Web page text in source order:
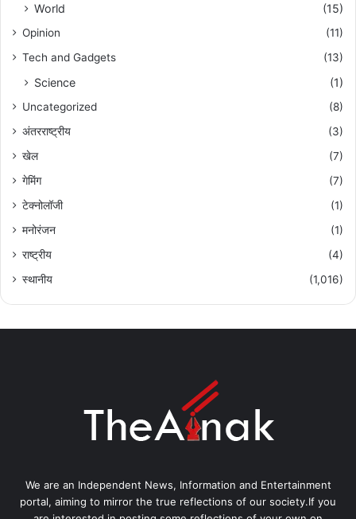
World
(15)
Opinion
(11)
Tech and Gadgets
(13)
Science (1)
Uncategorized
(8)
अंतरराष्ट्रीय
(3)
खेल
(7)
गेमिंग
(7)
टेक्नोलॉजी
(1)
मनोरंजन
(1)
राष्ट्रीय
(4)
स्थानीय
(1,016)
We are an Independent News, Information and Entertainment
portal, aiming to mirror the true reflections of our society.If you